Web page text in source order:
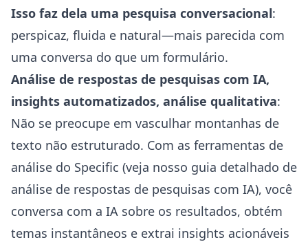
Isso faz dela uma pesquisa conversacional:
perspicaz, fluida e natural—mais parecida com
uma conversa do que um formulário.
Análise de respostas de pesquisas com IA,
insights automatizados, análise qualitativa:
Não se preocupe em vasculhar montanhas de
texto não estruturado. Com as ferramentas de
análise do Specific (veja nosso guia detalhado de
análise de respostas de pesquisas com IA), você
conversa com a IA sobre os resultados, obtém
temas instantâneos e extrai insights acionáveis